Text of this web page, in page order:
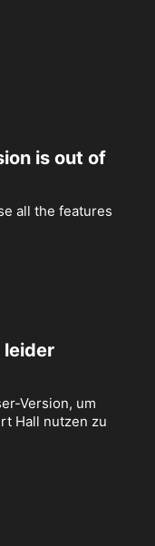
is out of
all the features
leider
Version, um
Hall nutzen zu